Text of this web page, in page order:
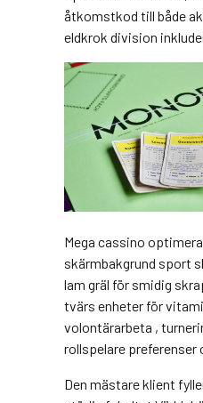
åtkomstkod till både
eldkrok division
Mega cassino
skärmbakgrund sport
lam gräl för smidig
tvärs enheter för
volontärarbeta ,
rollspelare preferenser
Den mästare klient